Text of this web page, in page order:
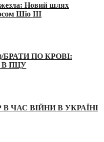
жезла: Новий шлях
Шіо III
ПО КРОВІ:
ПЦУ
ЧАС ВІЙНИ В УКРАЇНІ